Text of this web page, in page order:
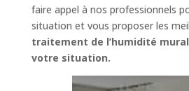
faire appel à nos professionnels
situation et vous proposer les
traitement de l’humidité
votre situation.